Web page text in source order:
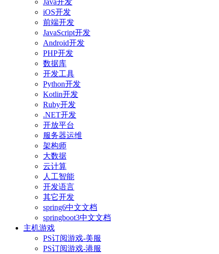
Java开发
iOS开发
前端开发
JavaScript开发
Android开发
PHP开发
数据库
开发工具
Python开发
Kotlin开发
Ruby开发
.NET开发
开放平台
服务器运维
架构师
大数据
云计算
人工智能
开发语言
其它开发
spring6中文文档
springboot3中文文档
主机游戏
PS订阅游戏-美服
PS订阅游戏-港服